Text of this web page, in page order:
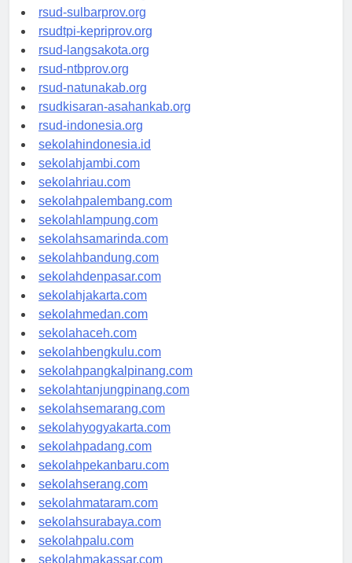
rsud-brebeskab.org
rsud-sulbarprov.org
rsudtpi-kepriprov.org
rsud-langsakota.org
rsud-ntbprov.org
rsud-natunakab.org
rsudkisaran-asahankab.org
rsud-indonesia.org
sekolahindonesia.id
sekolahjambi.com
sekolahriau.com
sekolahpalembang.com
sekolahlampung.com
sekolahsamarinda.com
sekolahbandung.com
sekolahdenpasar.com
sekolahjakarta.com
sekolahmedan.com
sekolahaceh.com
sekolahbengkulu.com
sekolahpangkalpinang.com
sekolahtanjungpinang.com
sekolahsemarang.com
sekolahyogyakarta.com
sekolahpadang.com
sekolahpekanbaru.com
sekolahserang.com
sekolahmataram.com
sekolahsurabaya.com
sekolahpalu.com